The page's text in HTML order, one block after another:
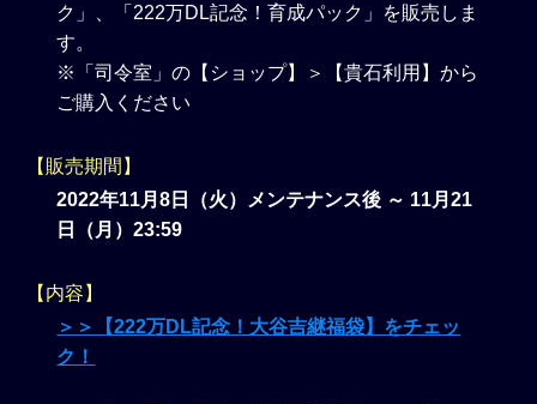
ク」、「222万DL記念！育成パック」を販売しま
す。
※「司令室」の【ショップ】＞【貴石利用】から
ご購入ください
【販売期間】
2022年11月8日（火）メンテナンス後 ～ 11月21
日（月）23:59
【内容】
＞＞【222万DL記念！大谷吉継福袋】をチェッ
ク！